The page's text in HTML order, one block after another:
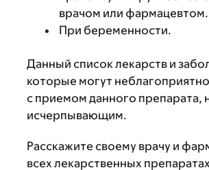
врачом или фармацевтом.
При беременности.
Данный список лекарств и
которые могут
с приемом данного препарата,
исчерпывающим.
Расскажите своему врачу и
всех лекарственных